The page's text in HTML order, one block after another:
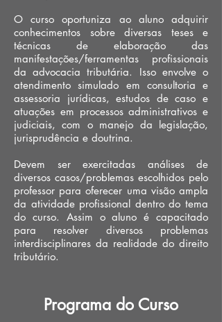
O curso oportuniza ao aluno adquirir
conhecimentos sobre diversas teses e
técnicas de elaboração das
manifestações/ferramentas profissionais
da advocacia tributária. Isso envolve o
atendimento simulado em consultoria e
assessoria jurídicas, estudos de caso e
atuações em processos administrativos e
judiciais, com o manejo da legislação,
jurisprudência e doutrina.
Devem ser exercitadas análises de
diversos casos/problemas escolhidos pelo
professor para oferecer uma visão ampla
da atividade profissional dentro do tema
do curso. Assim o aluno é capacitado
para resolver diversos problemas
interdisciplinares da realidade do direito
tributário.
Programa do Curso